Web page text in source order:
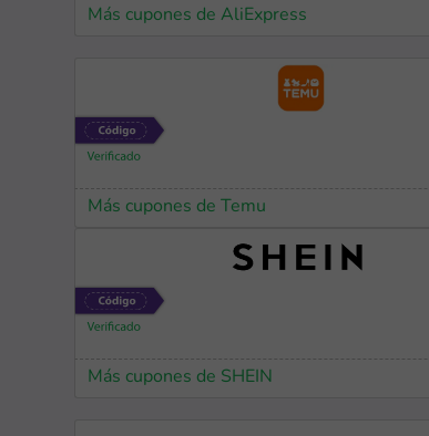
Más cupones de AliExpress
Más cupones de Temu
Más cupones de SHEIN